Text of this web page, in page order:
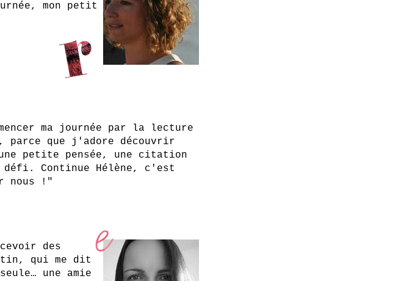
mon petit
ma journée par la lecture
parce que j'adore découvrir
petite pensée, une citation
défi. Continue Hélène, c'est
nous !"
des
qui me dit
une amie